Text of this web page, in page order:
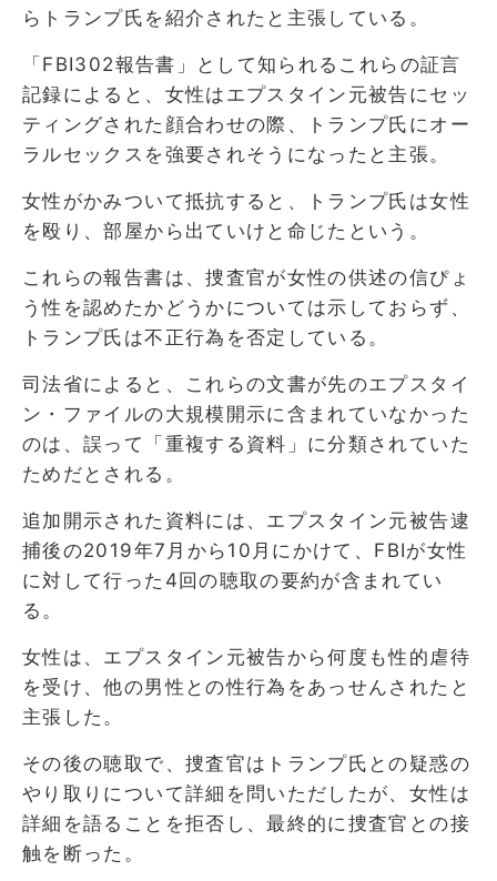
らトランプ氏を紹介されたと主張している。
「FBI302報告書」として知られるこれらの証言
記録によると、女性はエプスタイン元被告にセッ
ティングされた顔合わせの際、トランプ氏にオー
ラルセックスを強要されそうになったと主張。
女性がかみついて抵抗すると、トランプ氏は女性
を殴り、部屋から出ていけと命じたという。
これらの報告書は、捜査官が女性の供述の信ぴょ
う性を認めたかどうかについては示しておらず、
トランプ氏は不正行為を否定している。
司法省によると、これらの文書が先のエプスタイ
ン・ファイルの大規模開示に含まれていなかった
のは、誤って「重複する資料」に分類されていた
ためだとされる。
追加開示された資料には、エプスタイン元被告逮
捕後の2019年7月から10月にかけて、FBIが女性
に対して行った4回の聴取の要約が含まれてい
る。
女性は、エプスタイン元被告から何度も性的虐待
を受け、他の男性との性行為をあっせんされたと
主張した。
その後の聴取で、捜査官はトランプ氏との疑惑の
やり取りについて詳細を問いただしたが、女性は
詳細を語ることを拒否し、最終的に捜査官との接
触を断った。